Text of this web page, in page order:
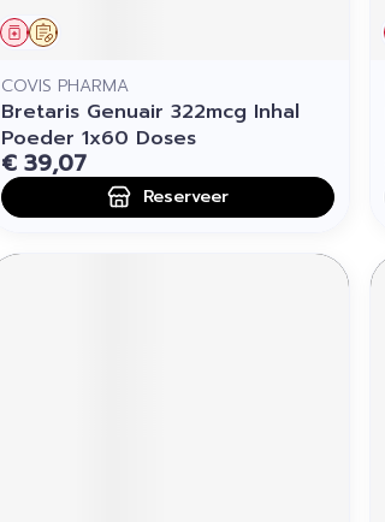
Op voorschrift
Geneesmiddel
COVIS PHARMA
Bretaris Genuair 322mcg Inhal
Poeder 1x60 Doses
€ 39,07
Reserveer